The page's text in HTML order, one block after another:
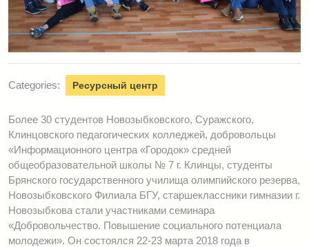
Categories: Ресурсный центр
Более 30 студентов Новозыбковского, Суражского,
Клинцовского педагогических колледжей, добровольцы
«Информационного центра «Городок» средней
общеобразовательной школы № 7 г. Клинцы, студенты
Брянского государственного училища олимпийского резерва,
Новозыбковского Филиала БГУ, старшеклассники гимназии г.
Новозыбкова стали участниками семинара
«Добровольчество. Повышение социального потенциала
молодежи». Он состоялся 22-23 марта 2018 года в